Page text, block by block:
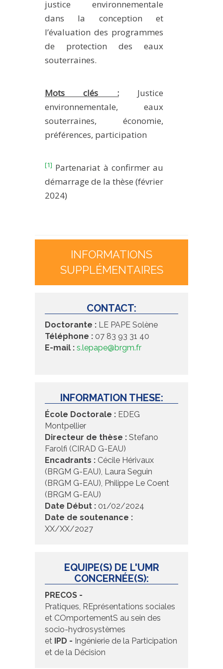
justice environnementale
dans la conception et
l’évaluation des programmes
de protection des eaux
souterraines.
Mots clés :Justice
environnementale, eaux
souterraines, économie,
préférences, participation
[1] Partenariat à confirmer au
démarrage de la thèse (février
2024)
INFORMATIONS
SUPPLÉMENTAIRES
CONTACT:
Doctorante : LE PAPE Solène
Téléphone : 07 83 93 31 40
E-mail : s.lepape@brgm.fr
INFORMATION THESE:
École Doctorale : EDEG
Montpellier
Directeur de thèse : Stefano
Farolfi (CIRAD G-EAU)
Encadrants : Cécile Hérivaux
(BRGM G-EAU), Laura Seguin
(BRGM G-EAU), Philippe Le Coent
(BRGM G-EAU)
Date Début : 01/02/2024
Date de soutenance :
XX/XX/2027
EQUIPE(S) DE L'UMR
CONCERNÉE(S):
PRECOS -
Pratiques, REprésentations sociales
et COmportementS au sein des
socio-hydrosystèmes
et IPD - Ingénierie de la Participation
et de la Décision